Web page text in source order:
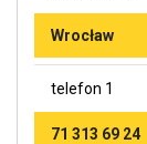
Wrocław
telefon 1
71 313 69 24